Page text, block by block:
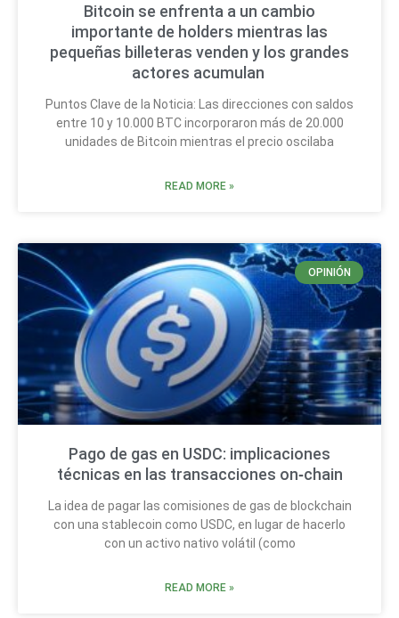
Bitcoin se enfrenta a un cambio
importante de holders mientras las
pequeñas billeteras venden y los grandes
actores acumulan
Puntos Clave de la Noticia: Las direcciones con saldos
entre 10 y 10.000 BTC incorporaron más de 20.000
unidades de Bitcoin mientras el precio oscilaba
READ MORE »
OPINIÓN
Pago de gas en USDC: implicaciones
técnicas en las transacciones on‑chain
La idea de pagar las comisiones de gas de blockchain
con una stablecoin como USDC, en lugar de hacerlo
con un activo nativo volátil (como
READ MORE »